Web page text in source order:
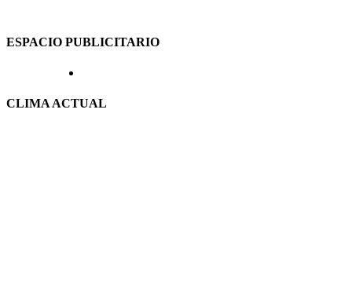
ESPACIO PUBLICITARIO
CLIMA ACTUAL